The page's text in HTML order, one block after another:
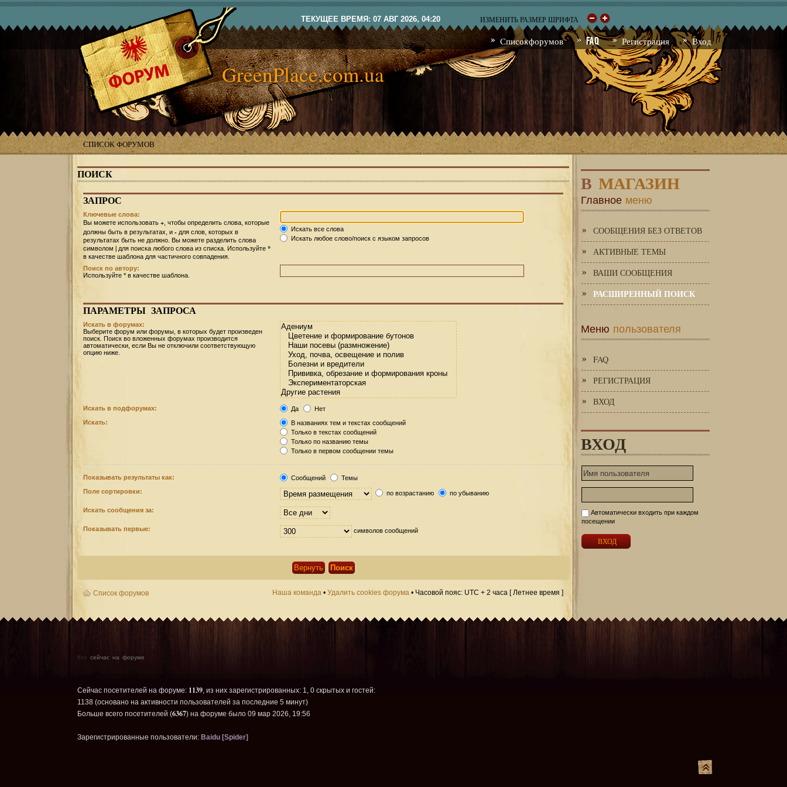
ТЕКУЩЕЕ ВРЕМЯ: 07 АВГ 2026, 04:20 ИЗМЕНИТЬ РАЗМЕР ШРИФТА
Список форумов FAQ Регистрация Вход
GreenPlace.com.ua
СПИСОК ФОРУМОВ
ПОИСК
ЗАПРОС
Ключевые слова:
Вы можете использовать + , чтобы определить слова, которые
должны быть в результатах, и - для слов, которых в
результатах быть не должно. Вы можете разделить слова
символом | для поиска любого слова из списка. Используйте *
в качестве шаблона для частичного совпадения.
Искать все слова
Искать любое слово/поиск с языком запросов
Поиск по автору:
Используйте * в качестве шаблона.
ПАРАМЕТРЫ ЗАПРОСА
Искать в форумах:
Выберите форум или форумы, в которых будет произведен
поиск. Поиск во вложенных форумах производится
автоматически, если Вы не отключили соответствующую
опцию ниже.
Искать в подфорумах: Да
Нет
Искать:
В названиях тем и текстах сообщений
Только в текстах сообщений
Только по названию темы
Только в первом сообщении темы
Показывать результаты как: Сообщений
Темы
Поле сортировки:
по возрастанию по убыванию
Искать сообщения за:
Показывать первые: символов сообщений
Список форумов Наша команда • Удалить cookies форума • Часовой пояс: UTC + 2 часа [ Летнее время ]
В МАГАЗИН
Главное меню
СООБЩЕНИЯ БЕЗ ОТВЕТОВ
АКТИВНЫЕ ТЕМЫ
ВАШИ СООБЩЕНИЯ
РАСШИРЕННЫЙ ПОИСК
Меню пользователя
FAQ
РЕГИСТРАЦИЯ
ВХОД
ВХОД
Автоматически входить при каждом
посещении
Кто сейчас на форуме
Сейчас посетителей на форуме: 1139, из них зарегистрированных: 1, 0 скрытых и гостей:
1138 (основано на активности пользователей за последние 5 минут)
Больше всего посетителей (6367) на форуме было 09 мар 2026, 19:56
Зарегистрированные пользователи: Baidu [Spider]